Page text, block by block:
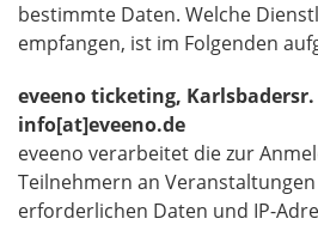
bestimmte Daten. Welche
empfangen, ist im Folgenden
eveeno ticketing, Karlsbadersr.
info[at]eveeno.de
eveeno verarbeitet die zur
Teilnehmern an
erforderlichen Daten und IP-